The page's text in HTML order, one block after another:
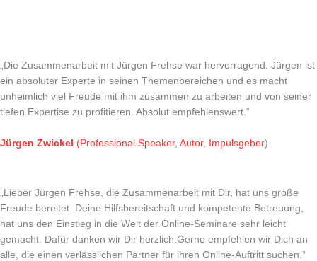
„Die Zusammenarbeit mit Jürgen Frehse war hervorragend. Jürgen ist
ein absoluter Experte in seinen Themenbereichen und es macht
unheimlich viel Freude mit ihm zusammen zu arbeiten und von seiner
tiefen Expertise zu profitieren. Absolut empfehlenswert.“
Jürgen Zwickel (Professional Speaker, Autor, Impulsgeber)
„Lieber Jürgen Frehse, die Zusammenarbeit mit Dir, hat uns große
Freude bereitet. Deine Hilfsbereitschaft und kompetente Betreuung,
hat uns den Einstieg in die Welt der Online-Seminare sehr leicht
gemacht. Dafür danken wir Dir herzlich.Gerne empfehlen wir Dich an
alle, die einen verlässlichen Partner für ihren Online-Auftritt suchen.“